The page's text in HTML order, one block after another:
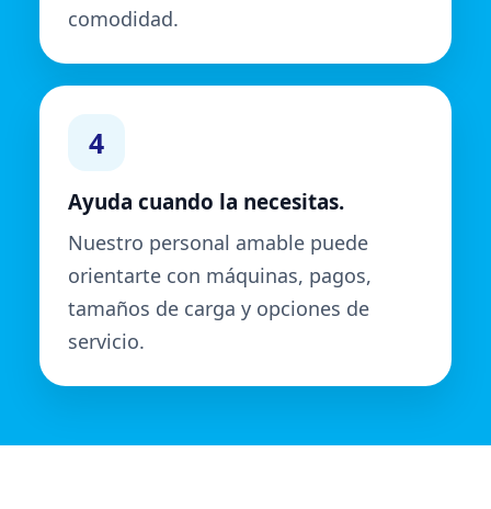
comodidad.
4
Ayuda cuando la necesitas.
Nuestro personal amable puede
orientarte con máquinas, pagos,
tamaños de carga y opciones de
servicio.